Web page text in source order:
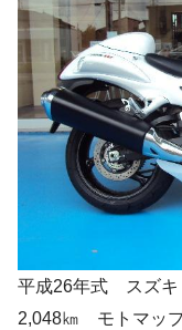
平成26年式 スズ
2,048㎞ モトマッ